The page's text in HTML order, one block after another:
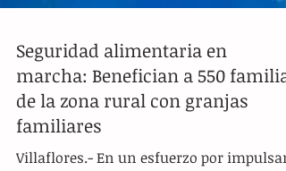
Seguridad alimentaria en
marcha: Benefician a 550 familias
de la zona rural con granjas
familiares